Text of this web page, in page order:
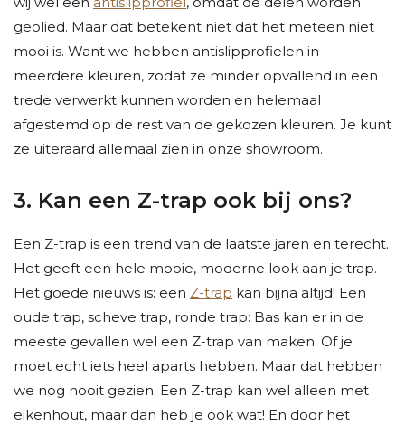
geolied. Maar dat betekent niet dat het meteen niet
mooi is. Want we hebben antislipprofielen in
meerdere kleuren, zodat ze minder opvallend in een
trede verwerkt kunnen worden en helemaal
afgestemd op de rest van de gekozen kleuren. Je kunt
ze uiteraard allemaal zien in onze showroom.
3. Kan een Z-trap ook bij ons?
Een Z-trap is een trend van de laatste jaren en terecht.
Het geeft een hele mooie, moderne look aan je trap.
Het goede nieuws is: een Z-trap kan bijna altijd! Een
oude trap, scheve trap, ronde trap: Bas kan er in de
meeste gevallen wel een Z-trap van maken. Of je
moet echt iets heel aparts hebben. Maar dat hebben
we nog nooit gezien. Een Z-trap kan wel alleen met
eikenhout, maar dan heb je ook wat! En door het